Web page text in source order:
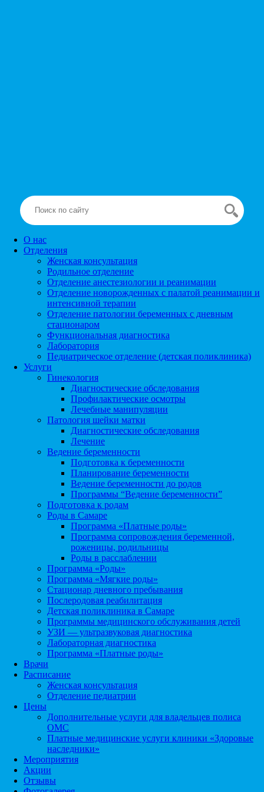
О нас
Отделения
Женская консультация
Родильное отделение
Отделение анестезиологии и реанимации
Отделение новорожденных с палатой реанимации и
интенсивной терапии
Отделение патологии беременных с дневным
стационаром
Функциональная диагностика
Лаборатория
Педиатрическое отделение (детская поликлиника)
Услуги
Гинекология
Диагностические обследования
Профилактические осмотры
Лечебные манипуляции
Патология шейки матки
Диагностические обследования
Лечение
Ведение беременности
Подготовка к беременности
Планирование беременности
Ведение беременности до родов
Программы “Ведение беременности”
Подготовка к родам
Роды в Самаре
Программа «Платные роды»
Программа сопровождения беременной,
роженицы, родильницы
Роды в расслаблении
Программа «Роды»
Программа «Мягкие роды»
Стационар дневного пребывания
Послеродовая реабилитация
Детская поликлиника в Самаре
Программы медицинского обслуживания детей
УЗИ — ультразвуковая диагностика
Лабораторная диагностика
Программа «Платные роды»
Врачи
Расписание
Женская консультация
Отделение педиатрии
Цены
Дополнительные услуги для владельцев полиса
ОМС
Платные медицинские услуги клиники «Здоровые
наследники»
Мероприятия
Акции
Отзывы